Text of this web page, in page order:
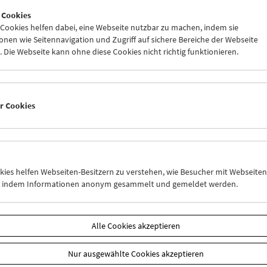
06
Mi 8.6.
helfen dabei, eine Webseite nutzbar zu machen, indem sie
wie Seitennavigation und Zugriff auf sichere Bereiche der Webseite
Die Webseite kann ohne diese Cookies nicht richtig funktionieren.
Cookies
helfen Webseiten-Besitzern zu verstehen, wie Besucher mit Webseiten
indem Informationen anonym gesammelt und gemeldet werden.
Alle Cookies akzeptieren
Nur ausgewählte Cookies akzeptieren